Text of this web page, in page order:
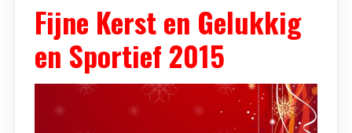
Fijne Kerst en Gelukkig
en Sportief 2015